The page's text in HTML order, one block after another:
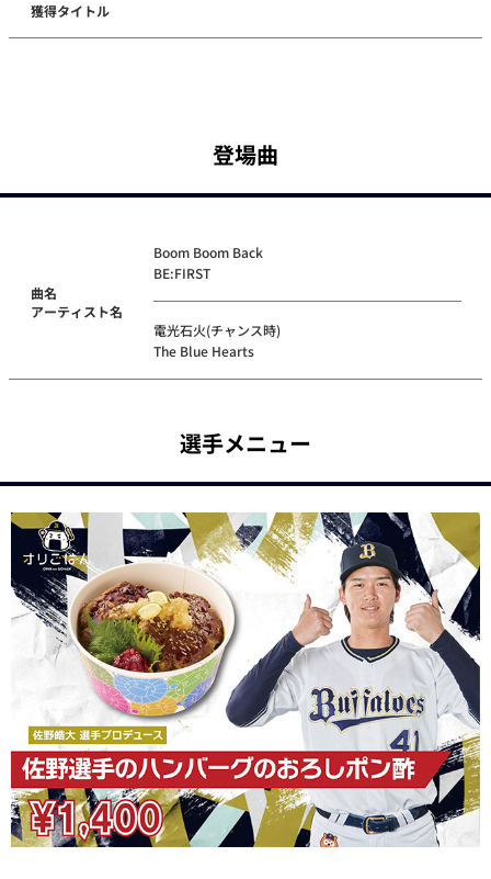
獲得タイトル
登場曲
曲名
アーティスト名
Boom Boom Back
BE:FIRST
電光石火(チャンス時)
The Blue Hearts
選手メニュー